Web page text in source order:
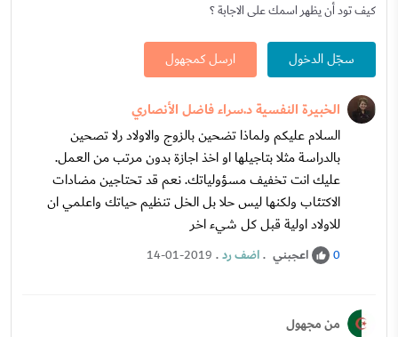
كيف تود أن يظهر اسمك على الاجابة ؟
سجّل الدخول ارسل كمجهول
الخبيرة النفسية د.سراء فاضل الأنصاري
السلام عليكم ولماذا تضحين بالزوج والاولاد رلا تصحين
بالدراسة مثلا بتاجيلها او اخذ اجازة بدون مرتب من العمل.
عليك انت تخفيف مسؤولياتك. نعم قد تحتاجين مضادات
الاكتئاب ولكنها ليس حلا بل الخل تنظيم حياتك واعلمي ان
للاولاد اولية قبل كل شيء اخر
0 اعجبني .اضف رد.
14-01-2019
من مجهول